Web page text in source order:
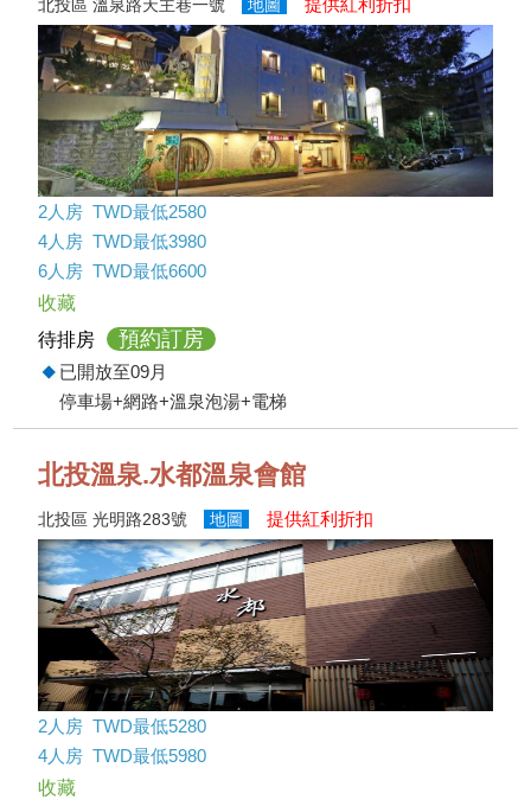
北投區 溫泉路天主巷一號 地圖 提供紅利折扣
2人房 TWD最低2580
4人房 TWD最低3980
6人房 TWD最低6600
收藏
待排房
預約訂房
已開放至09月
停車場+網路+溫泉泡湯+電梯
北投溫泉.水都溫泉會館
北投區 光明路283號 地圖 提供紅利折扣
2人房 TWD最低5280
4人房 TWD最低5980
收藏